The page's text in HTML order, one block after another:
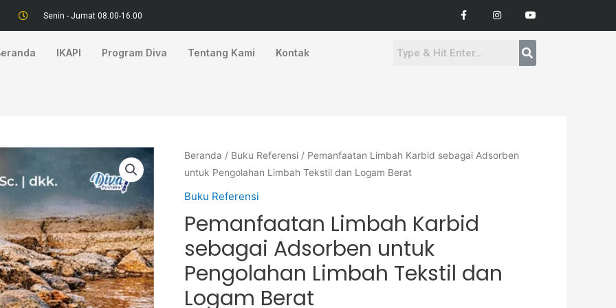
Senin - Jumat 08.00-16.00
a
c
e
o
n
s
t
o
t
u
b
e
IKAPI Program Diva Tentang Kami Kontak
Beranda / Buku Referensi / Pemanfaatan Limbah Karbid sebagai Adsorben
untuk Pengolahan Limbah Tekstil dan Logam Berat
Buku Referensi
Pemanfaatan Limbah Karbid
sebagai Adsorben untuk
Pengolahan Limbah Tekstil dan
Logam Berat